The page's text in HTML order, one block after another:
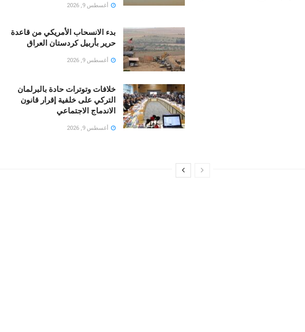
أغسطس 9, 2026
بدء الانسحاب الأمريكي من قاعدة
حرير بأربيل كردستان العراق
أغسطس 9, 2026
خلافات وتوترات حادة بالبرلمان
التركي على خلفية إقرار قانون
الاندماج الاجتماعي
أغسطس 9, 2026